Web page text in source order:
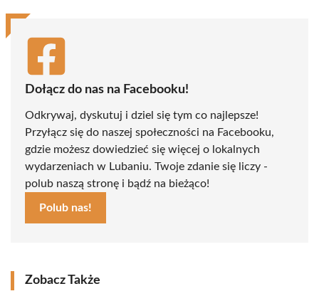
Dołącz do nas na Facebooku!
Odkrywaj, dyskutuj i dziel się tym co najlepsze!
Przyłącz się do naszej społeczności na Facebooku,
gdzie możesz dowiedzieć się więcej o lokalnych
wydarzeniach w Lubaniu. Twoje zdanie się liczy -
polub naszą stronę i bądź na bieżąco!
Polub nas!
Zobacz Także